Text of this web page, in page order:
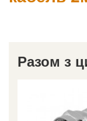
Разом з